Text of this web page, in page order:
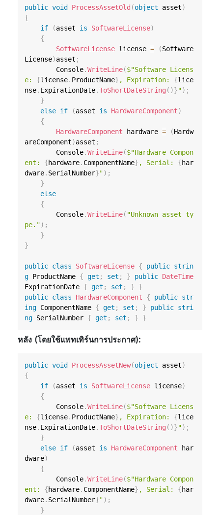
public void ProcessAssetOld (object asset)
{
if
(asset is SoftwareLicense)
{
SoftwareLicense license = (Software
License)asset ;
        Console
.WriteLine($"Software Licens
e: {license. ProductName} , Expiration: {lice
nse. ExpirationDate.ToShortDateString ( )}") ;
}
else if (asset is HardwareComponent)
{
HardwareComponent hardware = (Hardw
areComponent)asset ;
        Console
.WriteLine($"Hardware Compon
ent: {hardware. ComponentName} , Serial: {har
dware. SerialNumber}") ;
}
else
{
        Console
.WriteLine( "Unknown asset ty
pe.") ;
}
}
public class SoftwareLicense { public strin
g ProductName { get ; set ; } public DateTime
ExpirationDate { get ; set ; }
}
public class HardwareComponent { public str
ing ComponentName { get ; set ; } public stri
ng SerialNumber { get ; set ; } }
หลัง (โดยใช้แพทเทิร์นการประกาศ):
public void ProcessAssetNew(object asset)
{
if
(asset is SoftwareLicense license)
{
        Console
.WriteLine($"Software Licens
e: {license. ProductName} , Expiration: {lice
nse. ExpirationDate.ToShortDateString ( )}") ;
}
else if (asset is HardwareComponent har
dware)
{
        Console
.WriteLine($"Hardware Compon
ent: {hardware. ComponentName} , Serial: {har
dware. SerialNumber}") ;
}